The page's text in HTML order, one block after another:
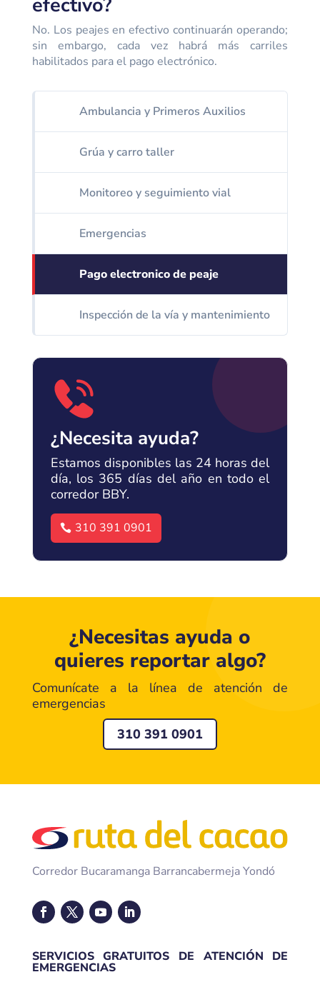
efectivo?
No. Los peajes en efectivo continuarán operando;
sin embargo, cada vez habrá más carriles
habilitados para el pago electrónico.
Ambulancia y Primeros Auxilios
Grúa y carro taller
Monitoreo y seguimiento vial
Emergencias
Pago electronico de peaje
Inspección de la vía y mantenimiento
¿Necesita ayuda?
Estamos disponibles las 24 horas del
día, los 365 días del año en todo el
corredor BBY.
310 391 0901
¿Necesitas ayuda o
quieres reportar algo?
Comunícate a la línea de atención de
emergencias
310 391 0901
Corredor Bucaramanga Barrancabermeja Yondó
SERVICIOS GRATUITOS DE ATENCIÓN DE
EMERGENCIAS